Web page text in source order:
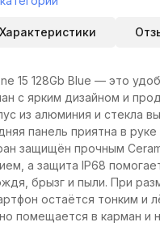
Характеристики
15 128Gb Blue — это
с ярким дизайном и
из алюминия и стекла
панель приятна в
защищён прочным
а защита IP68
брызг и пыли. При
остаётся тонким и
помещается в карман и